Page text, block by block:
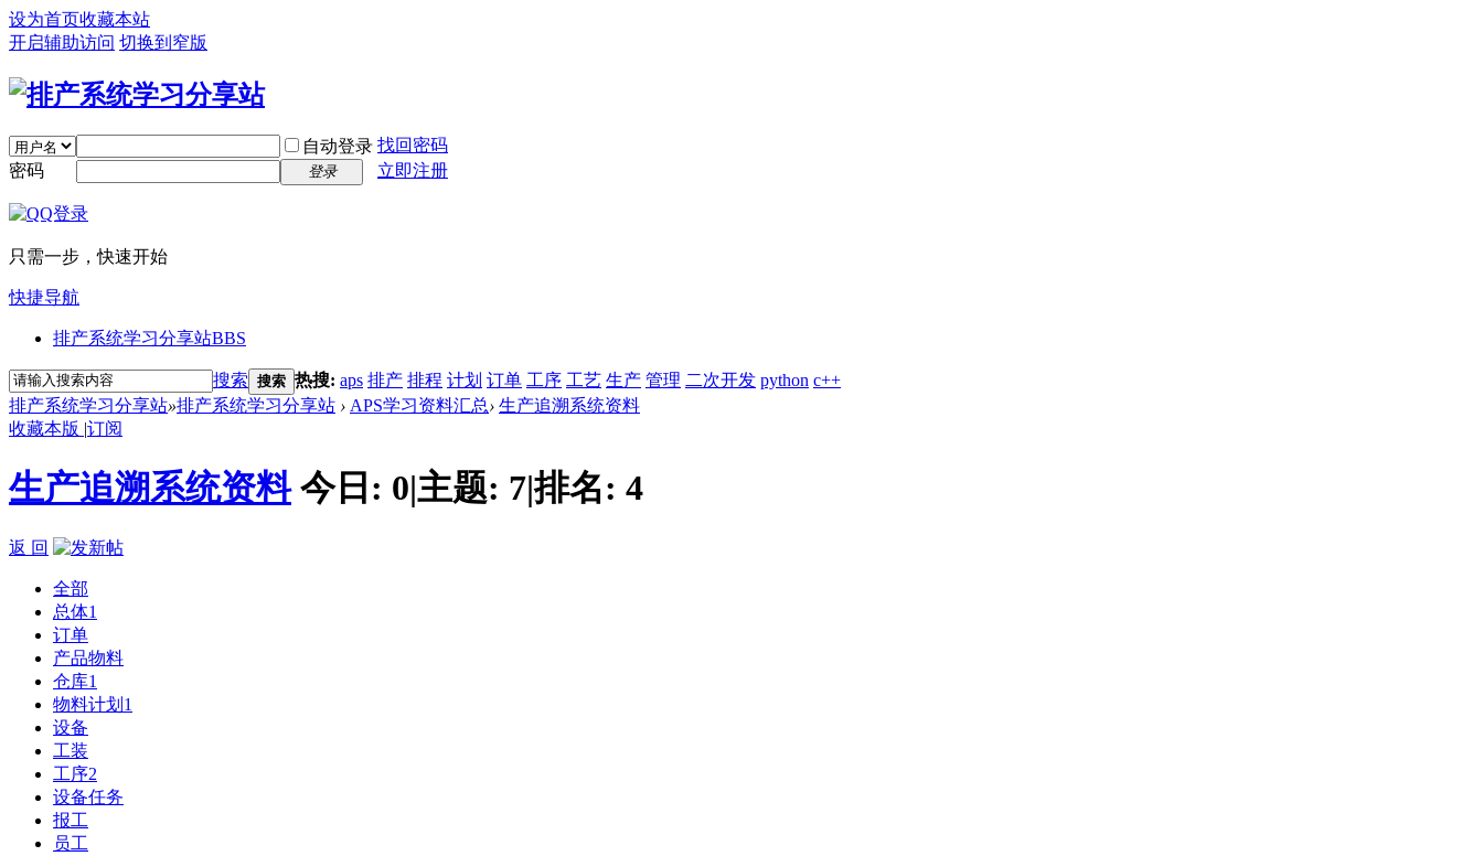
设为首页收藏本站
开启辅助访问 切换到窄版
自动登录 找回密码
密码
登录 立即注册
只需一步，快速开始
快捷导航
排产系统学习分享站BBS
搜索 搜索 热搜: aps 排产 排程 计划 订单 工序 工艺 生产 管理 二次开发 python c++
排产系统学习分享站»排产系统学习分享站 › APS学习资料汇总› 生产追溯系统资料
收藏本版 |订阅
生产追溯系统资料 今日: 0|主题: 7|排名: 4
返 回
全部
总体1
订单
产品物料
仓库1
物料计划 1
设备
工装
工序2
设备任务
报工
员工